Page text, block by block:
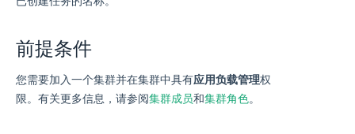
前提条件
您需要加入一个集群并在集群中具有应用负载管理权
限。有关更多信息，请参阅集群成员和集群角色。